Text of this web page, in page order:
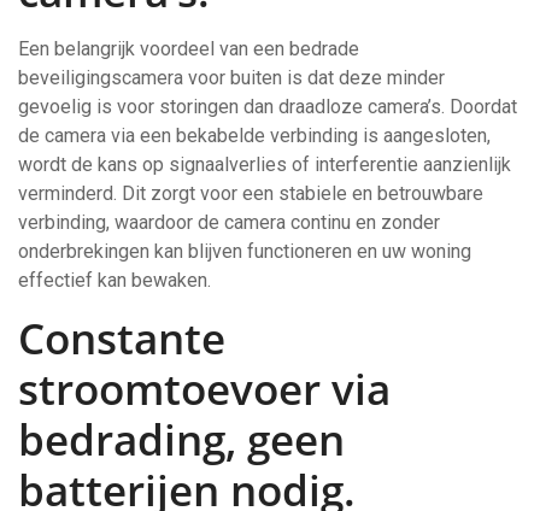
Een belangrijk voordeel van een bedrade
beveiligingscamera voor buiten is dat deze minder
gevoelig is voor storingen dan draadloze camera’s. Doordat
de camera via een bekabelde verbinding is aangesloten,
wordt de kans op signaalverlies of interferentie aanzienlijk
verminderd. Dit zorgt voor een stabiele en betrouwbare
verbinding, waardoor de camera continu en zonder
onderbrekingen kan blijven functioneren en uw woning
effectief kan bewaken.
Constante
stroomtoevoer via
bedrading, geen
batterijen nodig.